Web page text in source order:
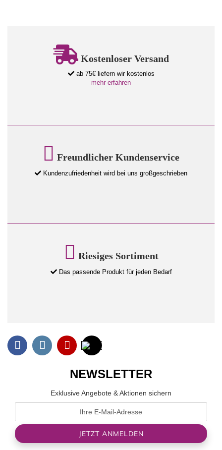
Kostenloser Versand
ab 75€ liefern wir kostenlos
mehr erfahren
Freundlicher Kundenservice
Kundenzufriedenheit wird bei uns großgeschrieben
Riesiges Sortiment
Das passende Produkt für jeden Bedarf
NEWSLETTER
Exklusive Angebote & Aktionen sichern